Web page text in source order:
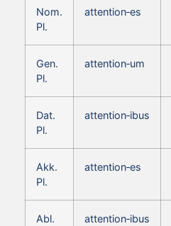
Nom.
Pl.
attention‑es
Gen.
Pl.
attention‑um
Dat.
Pl.
attention‑ibus
Akk.
Pl.
attention‑es
Abl.
attention‑ibus